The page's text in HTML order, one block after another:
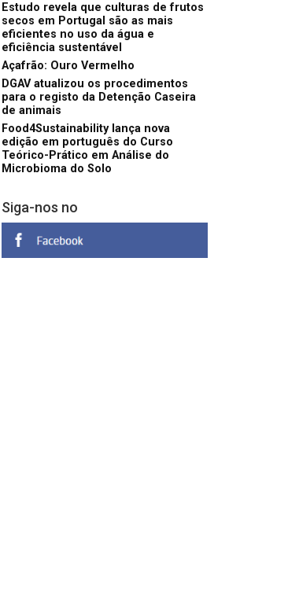
Estudo revela que culturas de frutos
secos em Portugal são as mais
eficientes no uso da água e
eficiência sustentável
Açafrão: Ouro Vermelho
DGAV atualizou os procedimentos
para o registo da Detenção Caseira
de animais
Food4Sustainability lança nova
edição em português do Curso
Teórico-Prático em Análise do
Microbioma do Solo
Siga-nos no